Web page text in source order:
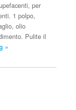
per
1 polpo,
olio
Pulite il
»